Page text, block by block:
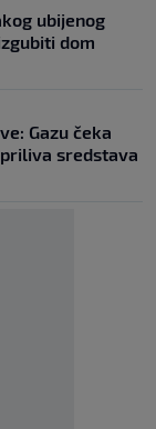
ubijenog
dom
Gazu čeka
sredstava